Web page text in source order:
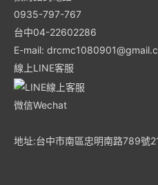
0935-797-767
台中04-22602286
E-mail:
線上LINE客服
微信Wechat
地址:台中市南區忠明南路789號